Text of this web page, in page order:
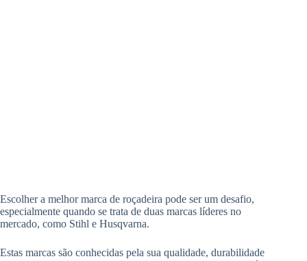
Escolher a melhor marca de roçadeira pode ser um desafio,
especialmente quando se trata de duas marcas líderes no
mercado, como Stihl e Husqvarna.
Estas marcas são conhecidas pela sua qualidade, durabilidade